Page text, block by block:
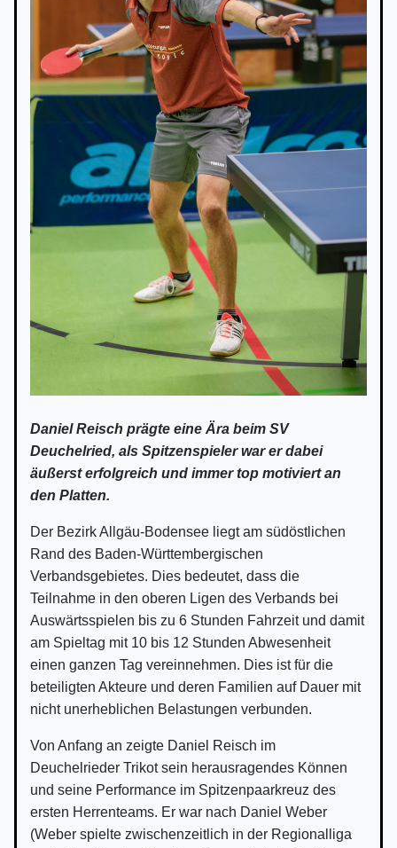
Daniel Reisch prägte eine Ära beim SV
Deuchelried, als Spitzenspieler war er dabei
äußerst erfolgreich und immer top motiviert an
den Platten.
Der Bezirk Allgäu-Bodensee liegt am südöstlichen
Rand des Baden-Württembergischen
Verbandsgebietes. Dies bedeutet, dass die
Teilnahme in den oberen Ligen des Verbands bei
Auswärtsspielen bis zu 6 Stunden Fahrzeit und damit
am Spieltag mit 10 bis 12 Stunden Abwesenheit
einen ganzen Tag vereinnehmen. Dies ist für die
beteiligten Akteure und deren Familien auf Dauer mit
nicht unerheblichen Belastungen verbunden.
Von Anfang an zeigte Daniel Reisch im
Deuchelrieder Trikot sein herausragendes Können
und seine Performance im Spitzenpaarkreuz des
ersten Herrenteams. Er war nach Daniel Weber
(Weber spielte zwischenzeitlich in der Regionalliga